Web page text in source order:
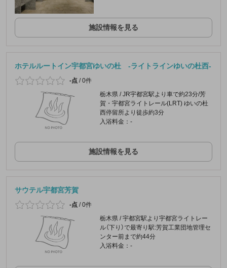
施設情報を見る
ホテルルートイン宇都宮ゆいの杜 -ライトラインゆいの杜西-
-点 /0件
栃木県 / JR宇都宮駅より車で約23分/芳
賀・宇都宮ライトレール(LRT) ゆいの杜
西停留所より徒歩約3分
入浴料金：-
施設情報を見る
サウテル宇都宮芳賀
-点 /0件
栃木県 / 宇都宮駅より宇都宮ライトレー
ル（下り）で最寄り駅:芳賀工業団地管理セ
ンター前まで約44分
入浴料金：-